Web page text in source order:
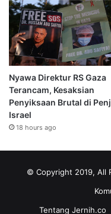
Nyawa Direktur RS Gaza
Terancam, Kesaksian
Penyiksaan Brutal di
Israel
18 hours ago
© Copyright 2019, All
Tentang Jernih.co